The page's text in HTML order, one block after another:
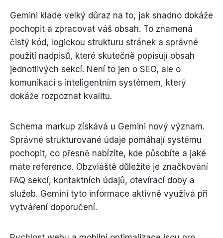
Gemini klade velký důraz na to, jak snadno dokáže
pochopit a zpracovat váš obsah. To znamená
čistý kód, logickou strukturu stránek a správné
použití nadpisů, které skutečně popisují obsah
jednotlivých sekcí. Není to jen o SEO, ale o
komunikaci s inteligentním systémem, který
dokáže rozpoznat kvalitu.
Schema markup získává u Gemini nový význam.
Správné strukturované údaje pomáhají systému
pochopit, co přesně nabízíte, kde působíte a jaké
máte reference. Obzvláště důležité je značkování
FAQ sekcí, kontaktních údajů, otevírací doby a
služeb. Gemini tyto informace aktivně využívá při
vytváření doporučení.